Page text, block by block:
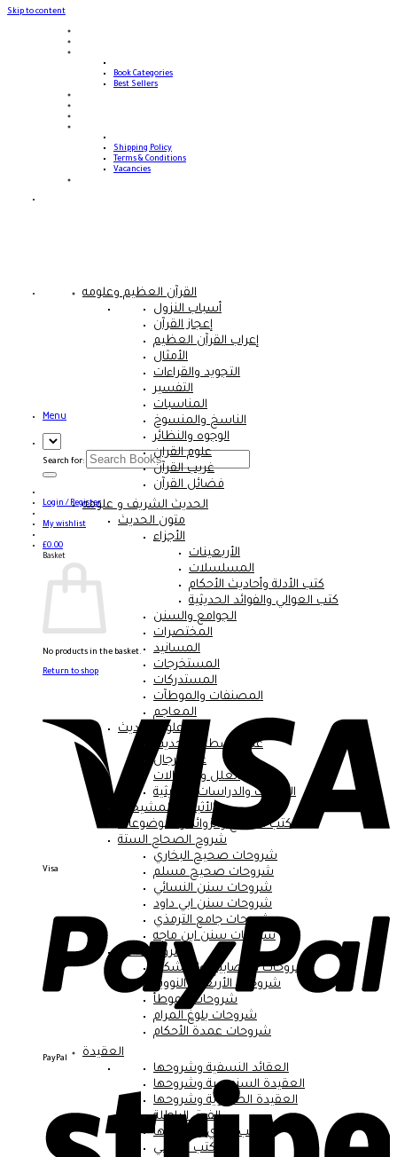
Skip to content
Book Categories
Best Sellers
Shipping Policy
Terms & Conditions
Vacancies
Menu
Search for:
Login / Register
My wishlist
£0.00
Basket
No products in the basket.
Return to shop
Visa
PayPal
القرآن العظيم وعلومه
أسباب النزول
إعجاز القرآن
إعراب القرآن العظيم
الأمثال
التجويد والقراءات
التفسير
المناسبات
الناسخ والمنسوخ
الوجوه والنظائر
علوم القران
غريب القرآن
فضائل القرآن
الحديث الشريف و علومه
متون الحديث
الأجزاء
الأربعينات
المسلسلات
كتب الأدلة وأحاديث الأحكام
كتب العوالي والفوائد الحديثية
الجوامع والسنن
المختصرات
المسانيد
المستخرجات
المستدركات
المصنفات والموطآت
المعاجم
علوم الحديث
علم مصطلح الحديث
علم الرجال
العلل والسؤالات
المباحث والدراسات الحديثية
الأثبات والمشيخات
كتب التخريج والزوائد والموضوعات
شروح الصحاح الستة
شروحات صحيح البخاري
شروحات صحيح مسلم
شروحات سنن النسائي
شروحات سنن ابي داود
شروحات جامع الترمذي
شروحات سنن ابن ماجه
الشروح العامة
شروحات المصابيح والمشكاة
شروحات الأربعين النووية
شروحات الموطأ
شروحات بلوغ المرام
شروحات عمدة الأحكام
العقيدة
العقائد النسفية وشروحها
العقيدة السنوسية وشروحها
العقيدة الطحاوية وشروحها
الفرق الباطلة
كتب الرازي وشروحها
كتب الغزالي